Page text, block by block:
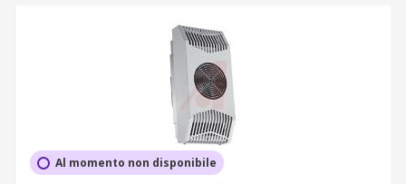
Al momento non disponibile